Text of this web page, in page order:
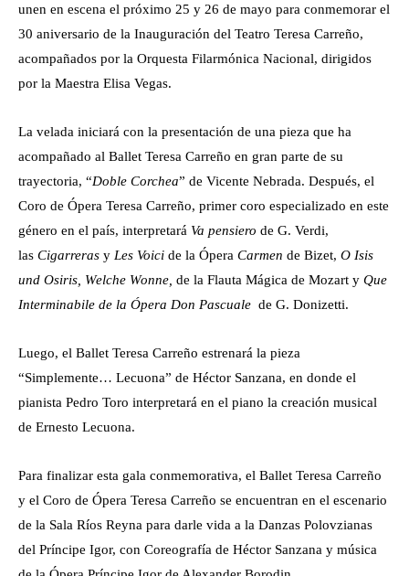
unen en escena el próximo 25 y 26 de mayo para conmemorar el
30 aniversario de la Inauguración del Teatro Teresa Carreño,
acompañados por la Orquesta Filarmónica Nacional, dirigidos
por la Maestra Elisa Vegas.
La velada iniciará con la presentación de una pieza que ha
acompañado al Ballet Teresa Carreño en gran parte de su
trayectoria, “Doble Corchea” de Vicente Nebrada. Después, el
Coro de Ópera Teresa Carreño, primer coro especializado en este
género en el país, interpretará Va pensiero de G. Verdi,
las Cigarreras y Les Voici de la Ópera Carmen de Bizet, O Isis
und Osiris, Welche Wonne, de la Flauta Mágica de Mozart y Que
Interminabile de la Ópera Don Pascuale de G. Donizetti.
Luego, el Ballet Teresa Carreño estrenará la pieza
“Simplemente… Lecuona” de Héctor Sanzana, en donde el
pianista Pedro Toro interpretará en el piano la creación musical
de Ernesto Lecuona.
Para finalizar esta gala conmemorativa, el Ballet Teresa Carreño
y el Coro de Ópera Teresa Carreño se encuentran en el escenario
de la Sala Ríos Reyna para darle vida a la Danzas Polovzianas
del Príncipe Igor, con Coreografía de Héctor Sanzana y música